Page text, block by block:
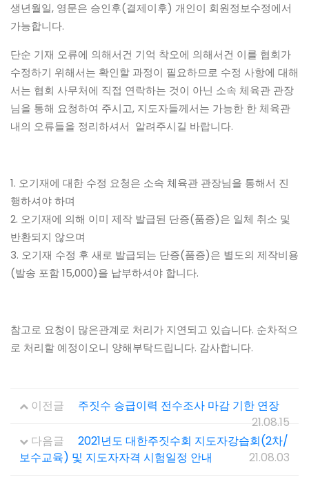
생년월일, 영문은 승인후(결제이후) 개인이 회원정보수정에서
가능합니다.
단순 기재 오류에 의해서건 기억 착오에 의해서건 이를 협회가
수정하기 위해서는 확인할 과정이 필요하므로 수정 사항에 대해
서는 협회 사무처에 직접 연락하는 것이 아닌 소속 체육관 관장
님을 통해 요청하여 주시고, 지도자들께서는 가능한 한 체육관
내의 오류들을 정리하셔서 알려주시길 바랍니다.
1. 오기재에 대한 수정 요청은 소속 체육관 관장님을 통해서 진
행하셔야 하며
2. 오기재에 의해 이미 제작 발급된 단증(품증)은 일체 취소 및
반환되지 않으며
3. 오기재 수정 후 새로 발급되는 단증(품증)은 별도의 제작비용
(발송 포함 15,000)을 납부하셔야 합니다.
참고로 요청이 많은관계로 처리가 지연되고 있습니다. 순차적으
로 처리할 예정이오니 양해부탁드립니다. 감사합니다.
이전글
주짓수 승급이력 전수조사 마감 기한 연장
21.08.15
다음글
2021년도 대한주짓수회 지도자강습회(2차/
보수교육) 및 지도자자격 시험일정 안내
21.08.03